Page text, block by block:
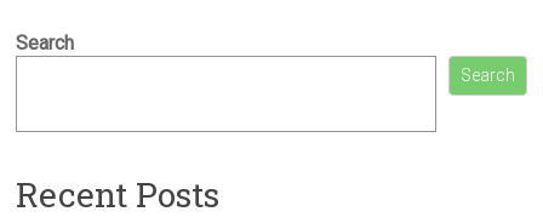
Search
Search
Recent Posts